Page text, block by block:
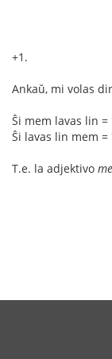
+1.
Ankaŭ, mi volas
Ŝi mem lavas lin
Ŝi lavas lin mem
T.e. la adjektivo